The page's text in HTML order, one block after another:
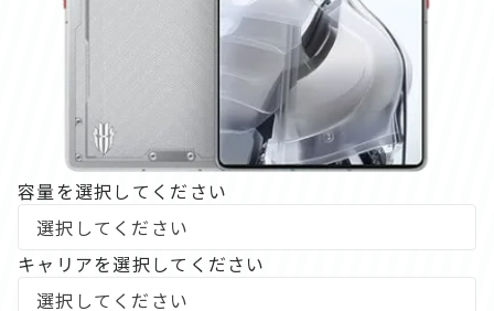
容量を選択してください
キャリアを選択してください